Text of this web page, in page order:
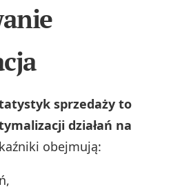
sprzedaży to
działań na
obejmują: